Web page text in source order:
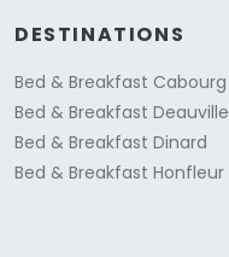
DESTINATIONS
Bed & Breakfast Cabourg
Bed & Breakfast Deauville
Bed & Breakfast Dinard
Bed & Breakfast Honfleur